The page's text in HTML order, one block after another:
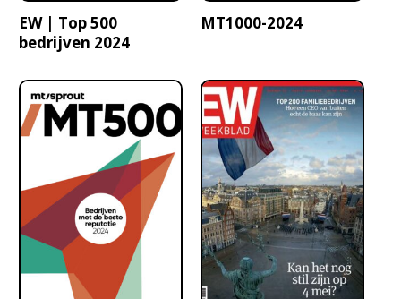
EW | Top 500
bedrijven 2024
MT1000-2024